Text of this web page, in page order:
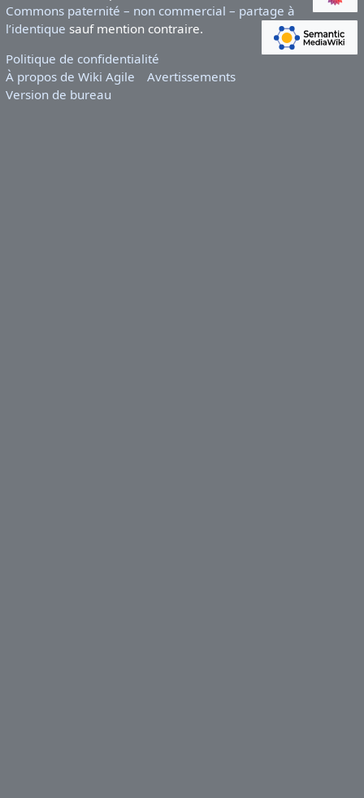
Commons paternité – non commercial – partage à
l’identique sauf mention contraire.
Politique de confidentialité
À propos de Wiki Agile
Avertissements
Version de bureau